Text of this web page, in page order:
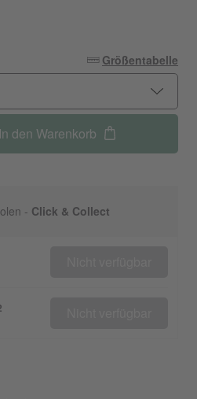
Größentabelle
In den Warenkorb
- Click & Collect